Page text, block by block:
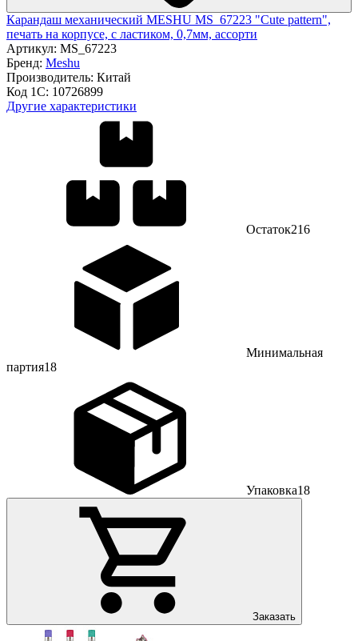
Карандаш механический MESHU MS_67223 "Cute pattern",
печать на корпусе, с ластиком, 0,7мм, ассорти
Артикул: MS_67223
Бренд: Meshu
Производитель: Китай
Код 1С: 10726899
Другие характеристики
Остаток216
Минимальная
партия18
Упаковка18
Заказать